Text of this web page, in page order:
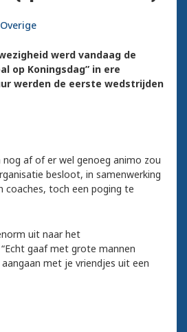
Overige
werd vandaag de
op Koningsdag” in ere
werden de eerste wedstrijden
af of er wel genoeg animo zou
besloot, in samenwerking
coaches, toch een poging te
uit naar het
gaaf met grote mannen
met je vriendjes uit een